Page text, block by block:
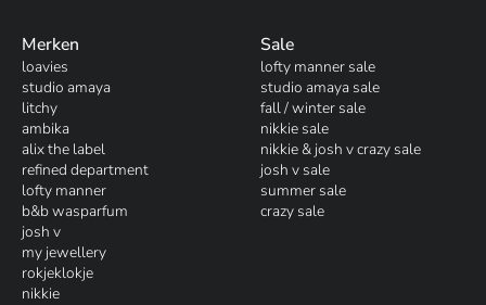
Merken
loavies
studio amaya
litchy
ambika
alix the label
refined department
lofty manner
b&b wasparfum
josh v
my jewellery
rokjeklokje
nikkie
Sale
lofty manner sale
studio amaya sale
fall / winter sale
nikkie sale
nikkie & josh v crazy sale
josh v sale
summer sale
crazy sale